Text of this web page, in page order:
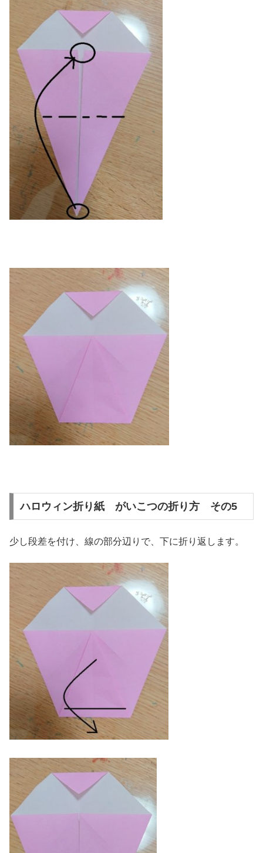
ハロウィン折り紙 がいこつの折り方 その5
少し段差を付け、線の部分辺りで、下に折り返します。